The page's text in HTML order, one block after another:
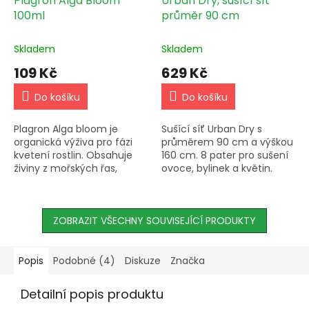
100ml
Skladem
109 Kč
Do košíku
Plagron Alga bloom je
organická výživa pro fázi
kvetení rostlin. Obsahuje
živiny z mořských řas,
rostliny před soli a
plísněmi,...
průměr 90 cm
Skladem
629 Kč
Do košíku
Sušící síť Urban Dry s
průměrem 90 cm a výškou
160 cm. 8 pater pro sušení
ovoce, bylinek a květin.
pružností a pevností v
tahu. Možnost...
ZOBRAZIT VŠECHNY SOUVISEJÍCÍ PRODUKTY
Popis Podobné (4) Diskuze Značka
Detailní popis produktu